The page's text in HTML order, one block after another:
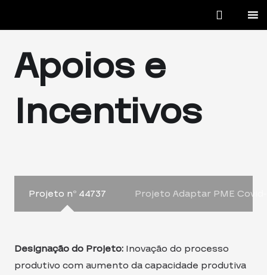
Apoios e
Incentivos
Projeto nº 44737 Projeto Adaptar PME Covid-
Designação do Projeto: Inovação do processo
produtivo com aumento da capacidade produtiva